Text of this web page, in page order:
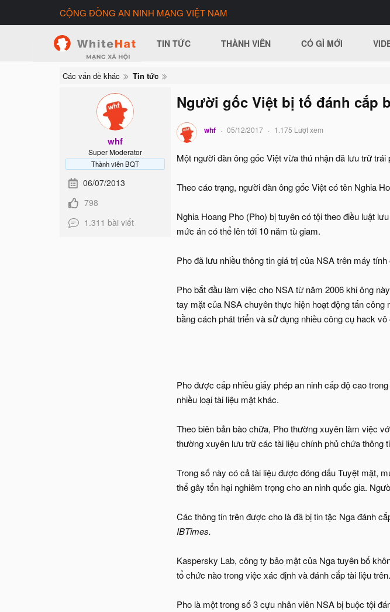
CỘNG ĐỒNG AN NINH MẠNG VIỆT NAM
TIN TỨC THÀNH VIÊN CÓ GÌ MỚI
Các vấn đề khác Tin tức
whf
Super Moderator
Thành viên BQT
06/07/2013
798
1.311 bài viết
Người gốc Việt bị tố đánh cắp
whf 05/12/2017 1.175 Lượt xem
Một người đàn ông gốc Việt vừa thú nhận đã lưu trữ
Theo cáo trạng, người đàn ông gốc Việt có tên Nghia
Nghia Hoang Pho (Pho) bị tuyên có tội theo điều luật
mức án có thể lên tới 10 năm tù giam.
Pho đã lưu nhiều thông tin giá trị của NSA trên máy
Pho bắt đầu làm việc cho NSA từ năm 2006 khi ông
tay mặt của NSA chuyên thực hiện hoạt động tấn
bằng cách phát triển và sử dụng nhiều công cụ hack vô
Pho được cấp nhiều giấy phép an ninh cấp độ cao
nhiều loại tài liệu mật khác.
Theo biên bản bào chữa, Pho thường xuyên làm việc
thường xuyên lưu trữ các tài liệu chính phủ chứa thông
Trong số này có cả tài liệu được đóng dấu Tuyệt mật,
thể gây tổn hại nghiêm trọng cho an ninh quốc gia.
Các thông tin trên được cho là đã bị tin tặc Nga đánh
IBTimes.
Kaspersky Lab, công ty bảo mật của Nga tuyên bố
tổ chức nào trong việc xác định và đánh cắp tài liệu trên.
Pho là một trong số 3 cựu nhân viên NSA bị buộc tội